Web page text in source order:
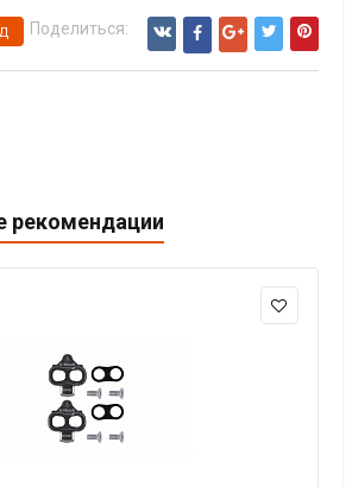
Поделиться:
рекомендации